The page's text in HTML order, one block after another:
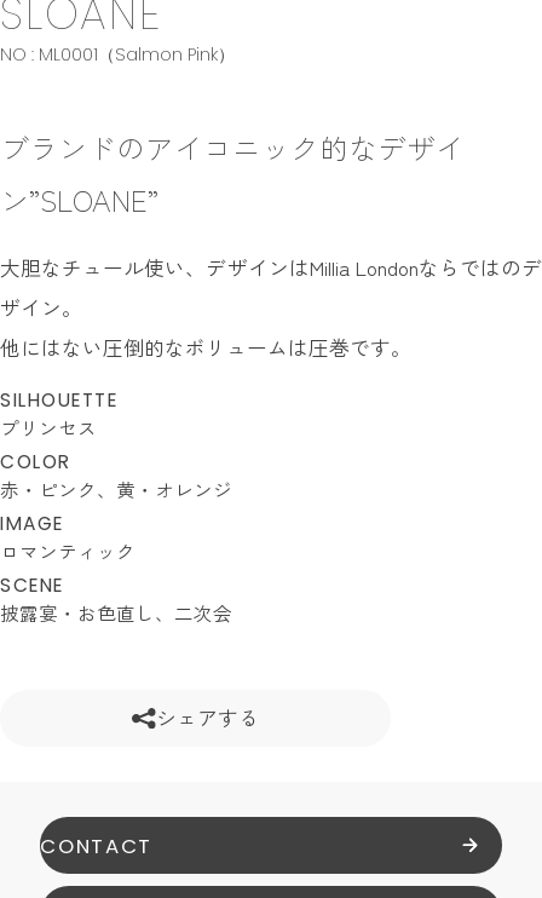
SLOANE
NO : ML0001（Salmon Pink）
ブランドのアイコニック的なデザイ
ン”SLOANE”
大胆なチュール使い、デザインはMillia Londonならではのデ
ザイン。
他にはない圧倒的なボリュームは圧巻です。
SILHOUETTE
プリンセス
COLOR
赤・ピンク 黄・オレンジ
IMAGE
ロマンティック
SCENE
披露宴・お色直し 二次会
シェアする
CONTACT